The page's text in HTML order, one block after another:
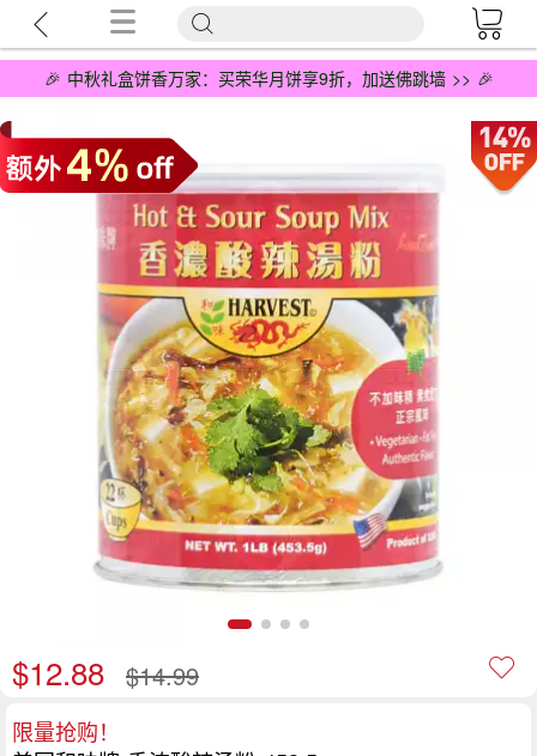
🎉 中秋礼盒饼香万家：买荣华月饼享9折，加送佛跳墙 >> 🎉
$12.88 $14.99
限量抢购！